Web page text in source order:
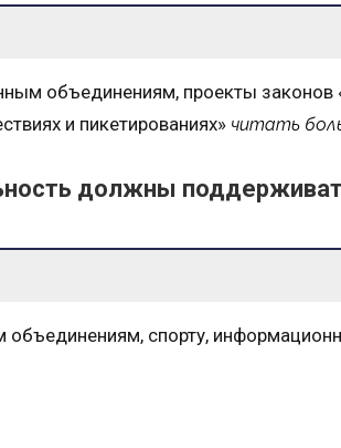
объединениям, проекты законов
и пикетированиях» читать
должны
спорту,